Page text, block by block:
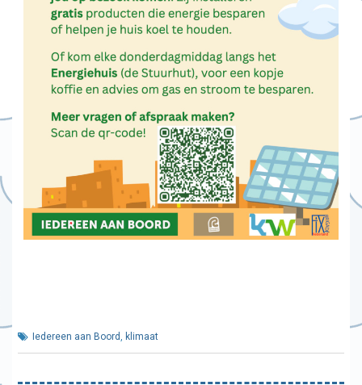
Iedereen aan Boord, klimaat